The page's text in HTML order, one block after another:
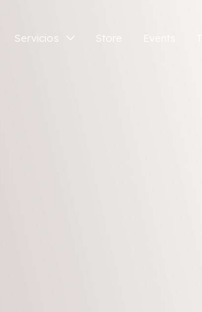
Servicios Store Events